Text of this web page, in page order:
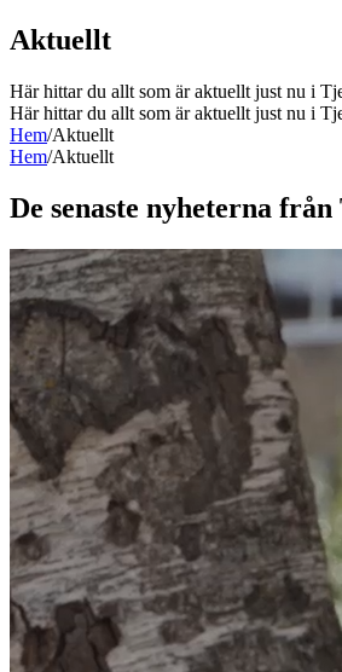
Aktuellt
Här hittar du allt som är aktuellt just nu i
Här hittar du allt som är aktuellt just nu i
Hem/Aktuellt
Hem/Aktuellt
De senaste nyheterna